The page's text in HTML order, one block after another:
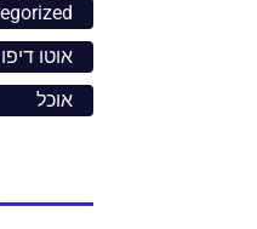
אוטו דיפו
אוכל